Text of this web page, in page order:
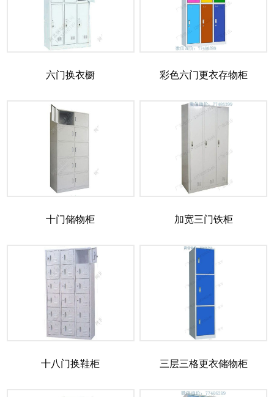
六门换衣橱 彩色六门更衣存物柜
十门储物柜 加宽三门铁柜
十八门换鞋柜 三层三格更衣储物柜